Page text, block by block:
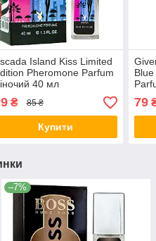
Island Kiss Limited
Pheromone Parfum
40 мл
₴ 85 ₴
Купити
79
–7%